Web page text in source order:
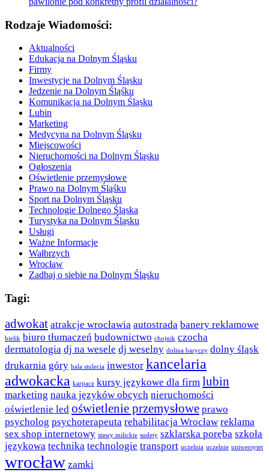
Rodzaje Wiadomości:
Aktualności
Edukacja na Dolnym Śląsku
Firmy
Inwestycje na Dolnym Śląsku
Jedzenie na Dolnym Śląśku
Komunikacja na Dolnym Śląsku
Lubin
Marketing
Medycyna na Dolnym Śląsku
Miejscowości
Nieruchomości na Dolnym Śląsku
Ogłoszenia
Oświetlenie przemysłowe
Prawo na Dolnym Śląśku
Sport na Dolnym Śląsku
Technologie Dolnego Śląska
Turystyka na Dolnym Śląsku
Usługi
Ważne Informacje
Wałbrzych
Wrocław
Zadbaj o siebie na Dolnym Śląsku
Tagi:
adwokat atrakcje wrocławia autostrada banery reklamowe
bielik biuro tłumaczeń budownictwo chojnik czocha
dermatologia dj na wesele dj weselny dolina baryczy dolny śląsk
drukarnia góry hala stulecia inwestor kancelaria
adwokacka karpacz kursy językowe dla firm lubin
marketing nauka języków obcych nieruchomości
oświetlenie led oświetlenie przemysłowe prawo
psycholog psychoterapeuta rehabilitacja Wrocław reklama
sex shop internetowy stawy milickie sudety szklarska poręba szkoła
językowa technika technologie transport uczelnia uczelnie uniwersytet
wrocław zamki